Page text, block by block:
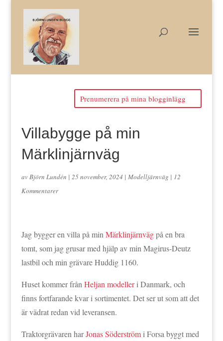
Prenumerera på mina blogginlägg
Villabygge på min
Märklinjärnväg
avBjörn Lundén | 25 november, 2024 | Modelljärnväg | 12
Kommentarer
Jag bygger en villa på min Märklinjärnvägpå en bra
tomt, som jag grusar med hjälp av min Magirus-Deutz
lastbil och min grävare Huddig 1160.
Huset kommer från Heljan modelleri Danmark, och
finns fortfarande kvar i sortimentet. Det ser ut som att det
är vädrat redan vid leveransen.
Traktorgrävaren harJonas Söderströmi Forsa byggt med